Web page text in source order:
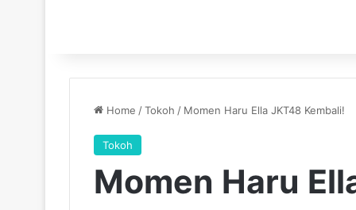
Home /Tokoh / Momen Haru Ella JKT48 Kembali!
Tokoh
Momen Haru